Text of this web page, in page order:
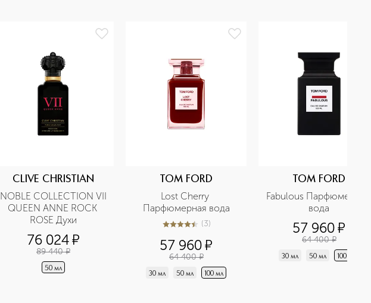
CLIVE CHRISTIAN
NOBLE COLLECTION VII
QUEEN ANNE ROCK
ROSE Духи
76 024¤
89 440 ¤
50 мл
TOM FORD
Lost Cherry
Парфюмерная вода
4.4из53 (3)
57 960¤
64 400 ¤
30 мл 50 мл 100 мл
TOM FORD
Fabulous Парфюмерная
вода
57 960¤
64 400 ¤
30 мл 50 мл 100 мл